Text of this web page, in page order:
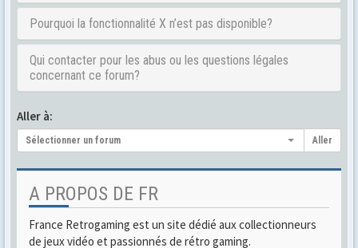
Pourquoi la fonctionnalité X n’est pas disponible?
Qui contacter pour les abus ou les questions légales
concernant ce forum?
Aller à:
Sélectionner un forum Aller
A PROPOS DE FR
France Retrogaming est un site dédié aux collectionneurs
de jeux vidéo et passionnés de rétro gaming.